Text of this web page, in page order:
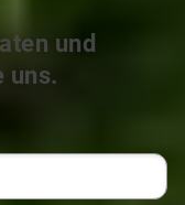
und
uns.